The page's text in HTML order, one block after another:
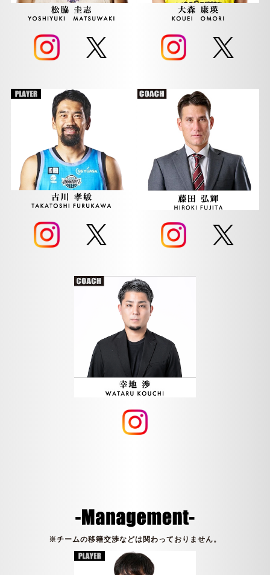
※チームの移籍交渉などは関わっておりません。